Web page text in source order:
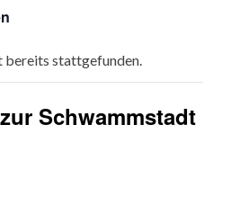
bereits stattgefunden.
Schwammstadt